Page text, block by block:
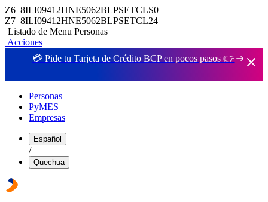
Z6_8ILI09412HNE5062BLPSETCLS0
Z7_8ILI09412HNE5062BLPSETCL24
Listado de Menu Personas
Acciones
💳 Pide tu Tarjeta de Crédito BCP en pocos pasos 👉
Personas
PyMES
Empresas
Español
/
Quechua